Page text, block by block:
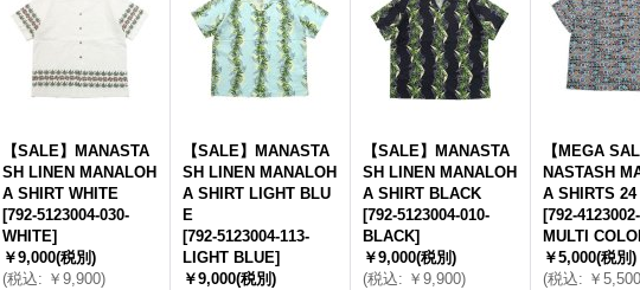
【SALE】MANASTA
SH LINEN MANALOH
A SHIRT WHITE
[792-5123004-030-
WHITE]
￥9,000(税別)
(税込: ￥9,900)
【SALE】MANASTA
SH LINEN MANALOH
A SHIRT LIGHT BLU
E
[792-5123004-113-
LIGHT BLUE]
￥9,000(税別)
【SALE】MANASTA
SH LINEN MANALOH
A SHIRT BLACK
[792-5123004-010-
BLACK]
￥9,000(税別)
(税込: ￥9,900)
【MEGA
NASTASH
A SHIRTS 24
[792-
MULTI
￥5,000(税別)
(税込: ￥5,500